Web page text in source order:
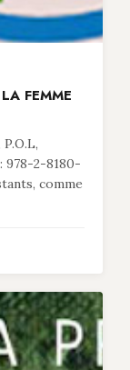
FEMME
978-2-8180-
comme